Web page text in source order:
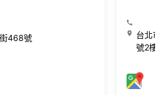
468號
台北市
號2樓